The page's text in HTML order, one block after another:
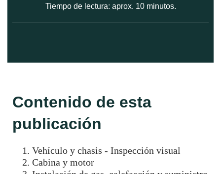
Tiempo de lectura: aprox. 10 minutos.
Contenido de esta
publicación
Vehículo y chasis - Inspección visual
Cabina y motor